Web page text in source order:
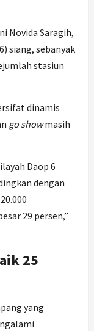
Novida Saragih,
siang, sebanyak
stasiun
dinamis
go showmasih
Daop 6
dengan
29 persen,”
25
yang